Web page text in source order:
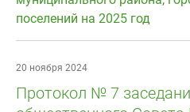
поселений на 2025 год
20 ноября 2024
Протокол № 7